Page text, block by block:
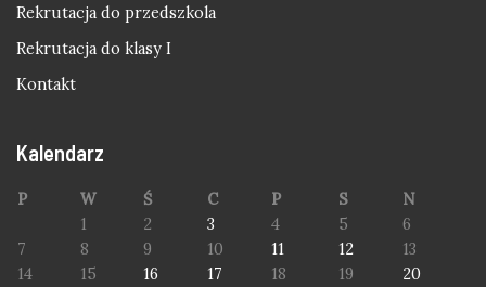
Rekrutacja do przedszkola
Rekrutacja do klasy I
Kontakt
Kalendarz
P W Ś C P S
N
1
2 3 4 5
6
7
8 9 10 11 12
13
14
15 16 17 18 19 20